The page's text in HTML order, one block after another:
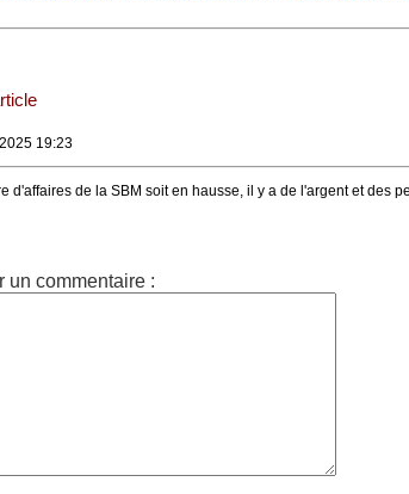
19:23
d'affaires de la SBM soit en hausse, il y a de l'argent et des
un commentaire :